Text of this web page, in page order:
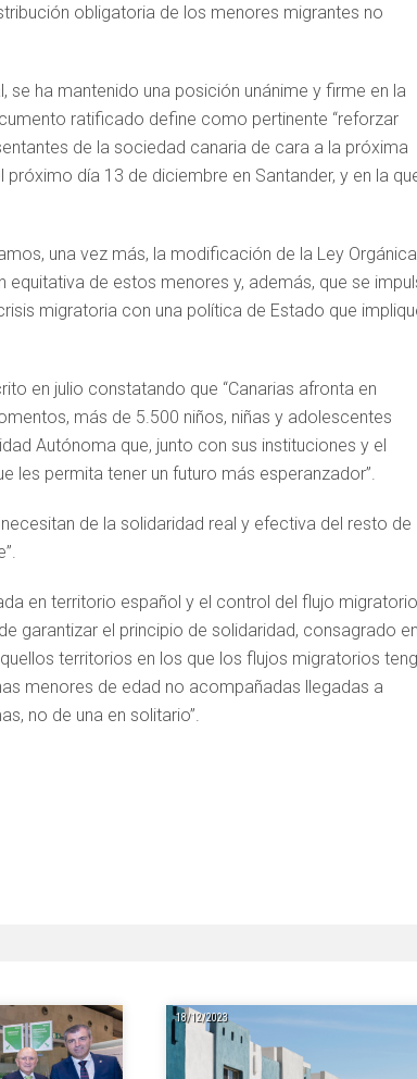
obligatoria de los menores migrantes no
se ha mantenido una posición unánime y firme en la
ratificado define como pertinente “reforzar
de la sociedad canaria de cara a la próxima
día 13 de diciembre en Santander, y en la
una vez más, la modificación de la Ley Orgánica
de estos menores y, además, que se
migratoria con una política de Estado que
en julio constatando que “Canarias afronta en
más de 5.500 niños, niñas y adolescentes
Autónoma que, junto con sus instituciones y el
les permita tener un futuro más esperanzador”.
de la solidaridad real y efectiva del resto de
en territorio español y el control del flujo migratorio
garantizar el principio de solidaridad, consagrado
territorios en los que los flujos migratorios
menores de edad no acompañadas llegadas a
no de una en solitario”.
18/12/2023